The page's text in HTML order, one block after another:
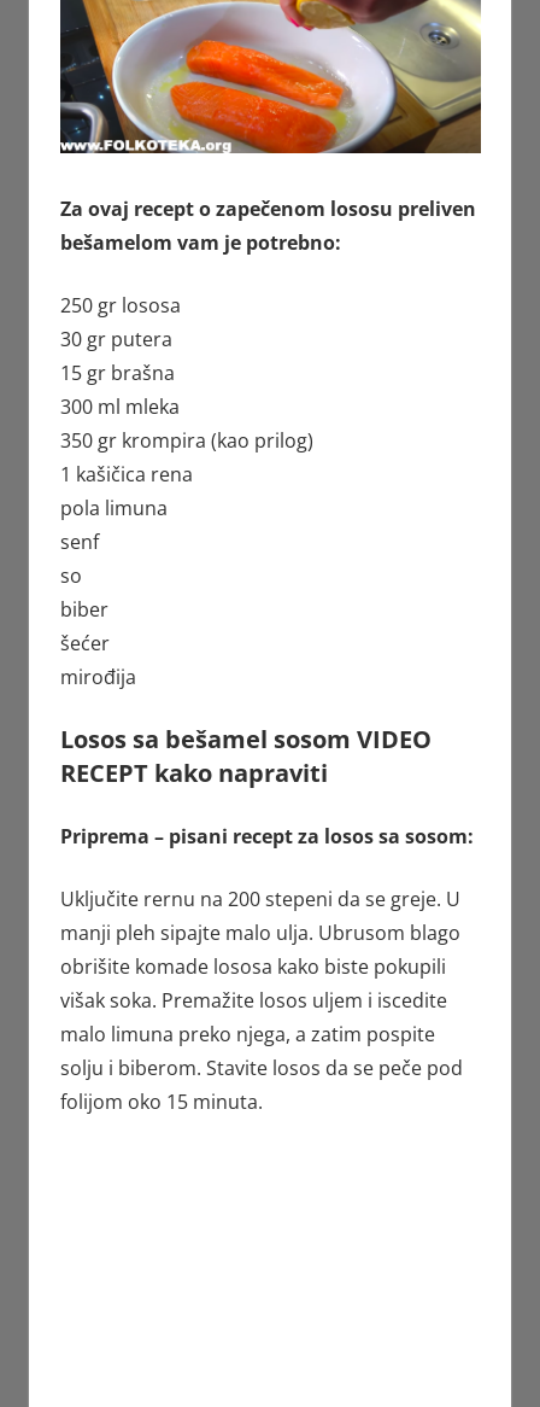
Za ovaj recept o zapečenom lososu preliven
bešamelom vam je potrebno:
250 gr lososa
30 gr putera
15 gr brašna
300 ml mleka
350 gr krompira (kao prilog)
1 kašičica rena
pola limuna
senf
so
biber
šećer
mirođija
Losos sa bešamel sosom VIDEO
RECEPT kako napraviti
Priprema – pisani recept za losos sa sosom:
Uključite rernu na 200 stepeni da se greje. U
manji pleh sipajte malo ulja. Ubrusom blago
obrišite komade lososa kako biste pokupili
višak soka. Premažite losos uljem i iscedite
malo limuna preko njega, a zatim pospite
solju i biberom. Stavite losos da se peče pod
folijom oko 15 minuta.